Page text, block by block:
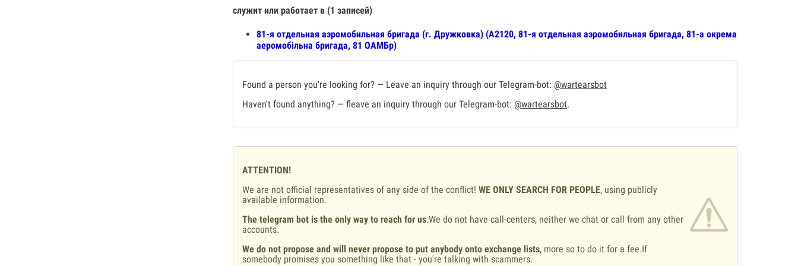
служит или работает в (1 записей)
81-я отдельная аэромобильная бригада (г. Дружковка) (А2120, 81-я отдельная аэромобильная бригада, 81-а окрема
аеромобільна бригада, 81 ОАМБр)
Found a person you're looking for? — Leave an inquiry through our Telegram-bot: @wartearsbot
Haven't found anything? — fleave an inquiry through our Telegram-bot: @wartearsbot.
ATTENTION!
We are not official representatives of any side of the conflict! WE ONLY SEARCH FOR PEOPLE, using publicly
available information.
The telegram bot is the only way to reach for us.We do not have call-centers, neither we chat or call from any other
accounts.
We do not propose and will never propose to put anybody onto exchange lists, more so to do it for a fee.If
somebody promises you something like that - you're talking with scammers.